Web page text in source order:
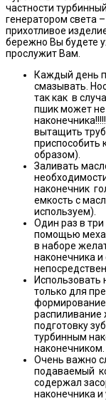
частности
генератором света
прихотливое
бережно Вы будете
прослужит Вам.
Каждый день
смазывать.
так как в
пшик может не
вытащить
приспособить
образом).
Заливать
наконечник
емкость с
используем).
Один раз в
помощью
в наборе
наконечника
Использовать
только для
формирование
распиливание
подготовку
турбинным
наконечником.
Очень важно
подаваемый
содержал
наконечника